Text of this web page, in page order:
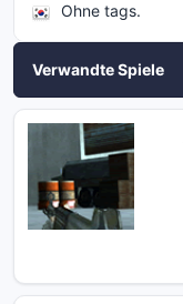
Ohne tags.
Verwandte Spiele